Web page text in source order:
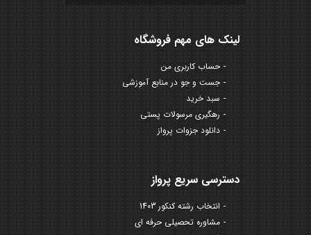
لینک های مهم فروشگاه
حساب کاربری من
جست و جو در منابع آموزشی
سبد خرید
رهگیری مرسولات پستی
دانلود جزوات پرواز
دسترسی سریع پرواز
انتخاب رشته کنکور 1403
مشاوره تحصیلی حرفه ای